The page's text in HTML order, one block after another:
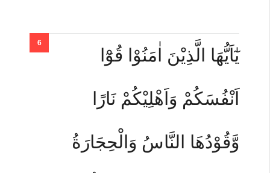
يٰٓاَيُّهَا الَّذِيْنَ اٰمَنُوْا قُوْٓا
اَنْفُسَكُمْ وَاَهْلِيْكُمْ نَارًا
وَّقُوْدُهَا النَّاسُ وَالْحِجَارَةُ